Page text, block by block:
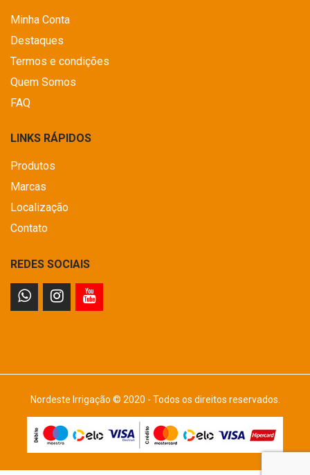
Minha Conta
Destaques
Termos e condições
Quem Somos
FAQ
LINKS RÁPIDOS
Produtos
Marcas
Localização
Contato
REDES SOCIAIS
Nordeste Irrigação © 2020 - Todos os direitos reservados.